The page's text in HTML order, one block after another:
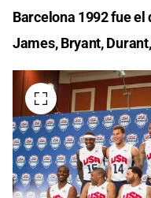
Barcelona 1992 fue el
James, Bryant,